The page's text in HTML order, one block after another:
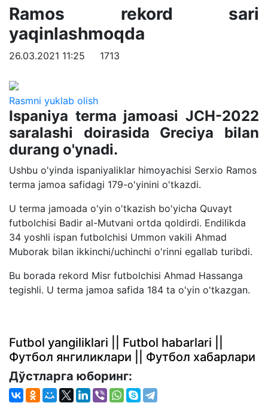
Ramos rekord sari
yaqinlashmoqda
26.03.2021 11:25 1713
Rasmni yuklab olish
Ispaniya terma jamoasi JCH-2022
saralashi doirasida Greciya bilan
durang o'ynadi.
Ushbu o'yinda ispaniyaliklar himoyachisi Serxio Ramos
terma jamoa safidagi 179-o'yinini o'tkazdi.
U terma jamoada o'yin o'tkazish bo'yicha Quvayt
futbolchisi Badir al-Mutvani ortda qoldirdi. Endilikda
34 yoshli ispan futbolchisi Ummon vakili Ahmad
Muborak bilan ikkinchi/uchinchi o'rinni egallab turibdi.
Bu borada rekord Misr futbolchisi Ahmad Hassanga
tegishli. U terma jamoa safida 184 ta o'yin o'tkazgan.
Futbol yangiliklari || Futbol habarlari ||
Футбол янгиликлари || Футбол хабарлари
Дўстларга юборинг: